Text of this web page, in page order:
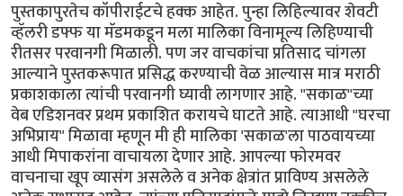
पुस्तकापुरतेच कॉपीराईटचे हक्क आहेत. पुन्हा लिहिल्यावर शेवटी
व्हॅलरी डफ्फ या मॅडमकडून मला मालिका विनामूल्य लिहिण्याची
रीतसर परवानगी मिळाली. पण जर वाचकांचा प्रतिसाद चांगला
आल्याने पुस्तकरूपात प्रसिद्ध करण्याची वेळ आल्यास मात्र मराठी
प्रकाशकाला त्यांची परवानगी घ्यावी लागणार आहे. "सकाळ"च्या
वेब एडिशनवर प्रथम प्रकाशित करायचे घाटते आहे. त्याआधी "घरचा
अभिप्राय" मिळावा म्हणून मी ही मालिका 'सकाळ'ला पाठवायच्या
आधी मिपाकरांना वाचायला देणार आहे. आपल्या फोरमवर
वाचनाचा खूप व्यासंग असलेले व अनेक क्षेत्रांत प्राविण्य असलेले